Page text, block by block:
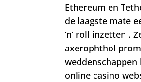
Ethereum en
de laagste mate
’n‘ roll inzetten .
axerophthol
online casino